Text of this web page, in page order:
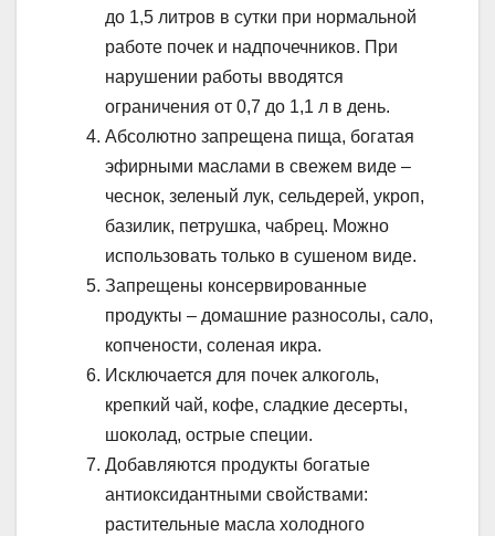
до 1,5 литров в сутки при нормальной
работе почек и надпочечников. При
нарушении работы вводятся
ограничения от 0,7 до 1,1 л в день.
Абсолютно запрещена пища, богатая
эфирными маслами в свежем виде –
чеснок, зеленый лук, сельдерей, укроп,
базилик, петрушка, чабрец. Можно
использовать только в сушеном виде.
Запрещены консервированные
продукты – домашние разносолы, сало,
копчености, соленая икра.
Исключается для почек алкоголь,
крепкий чай, кофе, сладкие десерты,
шоколад, острые специи.
Добавляются продукты богатые
антиоксидантными свойствами:
растительные масла холодного